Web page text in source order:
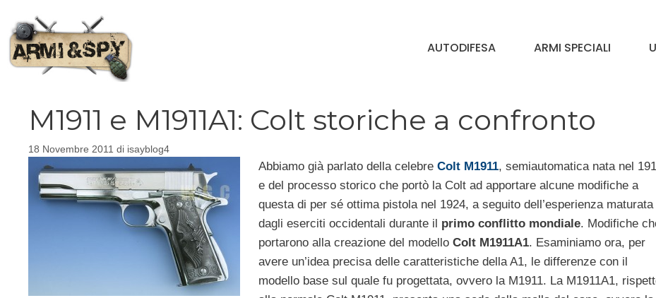
contenuto
AUTODIFESA ARMI SPECIALI
M1911 e M1911A1: Colt storiche a confronto
18 Novembre 2011 di isayblog4
Abbiamo già parlato della celebre Colt M1911, semiautomatica nata nel
e del processo storico che portò la Colt ad apportare alcune modifiche a
questa di per sé ottima pistola nel 1924, a seguito dell’esperienza maturata
dagli eserciti occidentali durante il primo conflitto mondiale. Modifiche
portarono alla creazione del modello Colt M1911A1. Esaminiamo ora, per
avere un’idea precisa delle caratteristiche della A1, le differenze con il
modello base sul quale fu progettata, ovvero la M1911. La M1911A1,